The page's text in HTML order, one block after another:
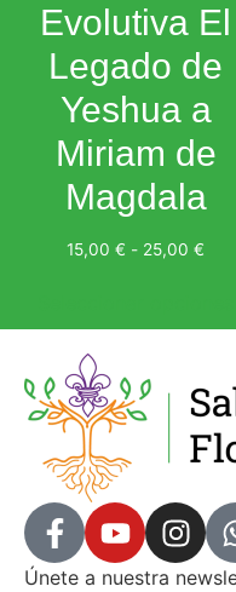
Evolutiva El
Legado de
Yeshua a
Miriam de
Magdala
15,00 € - 25,00 €
Únete a nuestra